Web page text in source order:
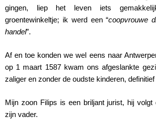
gingen, liep het leven iets
groentewinkeltje; ik werd een “coopvrouwe
handel”.
Af en toe konden we wel eens naar
op 1 maart 1587 kwam ons afgeslankte
zaliger en zonder de oudste kinderen,
Mijn zoon Filips is een briljant jurist, hij volgt
zijn vader.